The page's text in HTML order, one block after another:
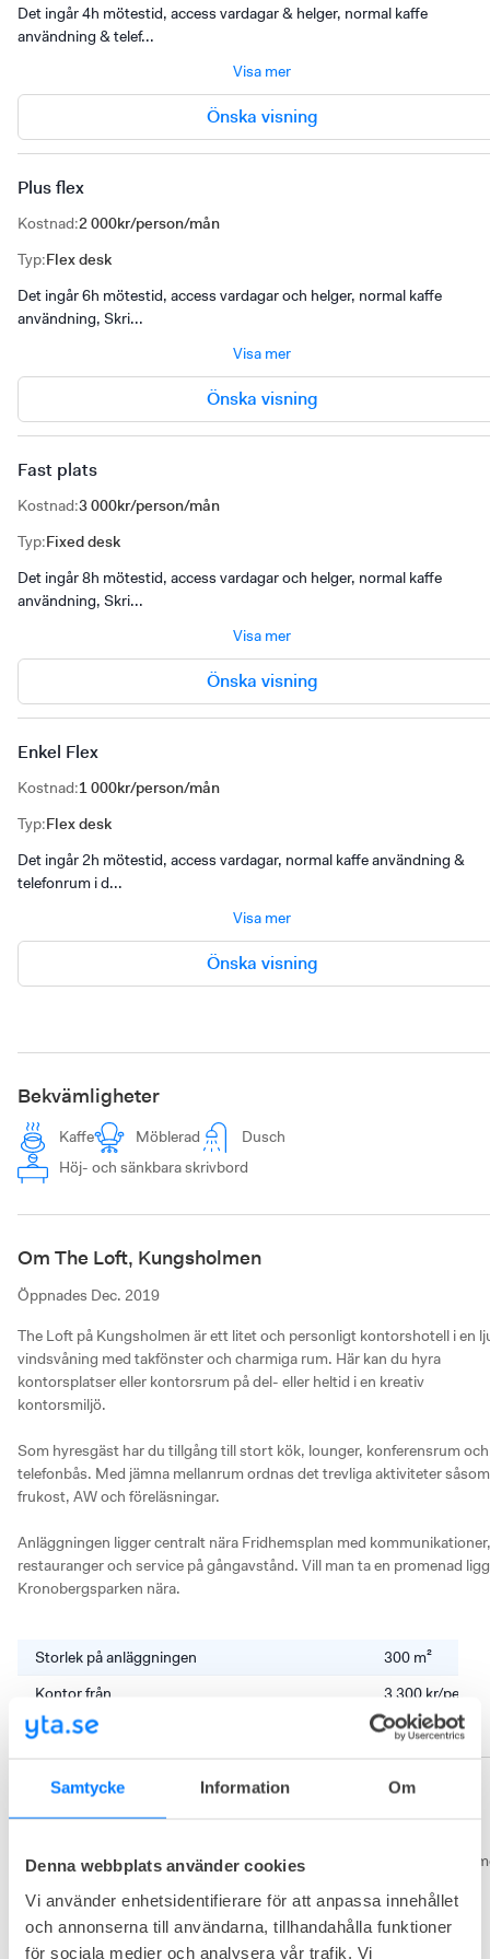
Samtycke Information Om
Denna webbplats använder cookies
Vi använder enhetsidentifierare för att anpassa innehållet
och annonserna till användarna, tillhandahålla funktioner
för sociala medier och analysera vår trafik. Vi
Det ingår 4h mötestid, access vardagar & helger, normal kaffe
användning & telef...
Önska visning
Visa mer
Plus flex
Kostnad:2 000kr/person/mån
Typ:Flex desk
Det ingår 6h mötestid, access vardagar och helger, normal kaffe
användning, Skri...
Önska visning
Visa mer
Fast plats
Kostnad:3 000kr/person/mån
Typ:Fixed desk
Det ingår 8h mötestid, access vardagar och helger, normal kaffe
användning, Skri...
Önska visning
Visa mer
Enkel Flex
Kostnad:1 000kr/person/mån
Typ:Flex desk
Det ingår 2h mötestid, access vardagar, normal kaffe användning &
telefonrum i d...
Önska visning
Visa mer
Bekvämligheter
Kaffe Möblerad
Dusch
Höj- och sänkbara skrivbord
Om The Loft, Kungsholmen
Öppnades Dec. 2019
The Loft på Kungsholmen är ett litet och personligt kontorshotell i en
vindsvåning med takfönster och charmiga rum. Här kan du hyra
kontorsplatser eller kontorsrum på del- eller heltid i en kreativ
kontorsmiljö.
Som hyresgäst har du tillgång till stort kök, lounger, konferensrum och
telefonbås. Med jämna mellanrum ordnas det trevliga aktiviteter såsom
frukost, AW och föreläsningar.
Anläggningen ligger centralt nära Fridhemsplan med kommunikationer,
restauranger och service på gångavstånd. Vill man ta en promenad
Kronobergsparken nära.
Storlek på anläggningen
300 m²
Kontor från
3 300 kr/
Vilka kontor finns tillgängliga på anläggningen?
Det finns
Om The Loft
kontorslösningar för företag, entreprenörer och frilansare som söker
arbetsmiljöer där samverkan, trivsel och utveckling står i centrum, har
verksamheten vuxit till att bli en attraktiv aktör inom coworking och
kontorshotell.